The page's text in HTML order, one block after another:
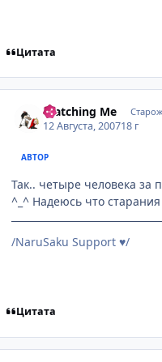
Цитата
Watching Me
12 Августа, 200718 г
АВТОР
Так.. четыре человека за
^_^ Надеюсь что
/NaruSaku Support ♥/
Цитата